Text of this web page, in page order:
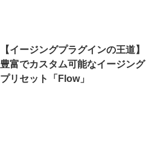
【イージングプラグインの王道】
豊富でカスタム可能なイージング
プリセット「Flow」